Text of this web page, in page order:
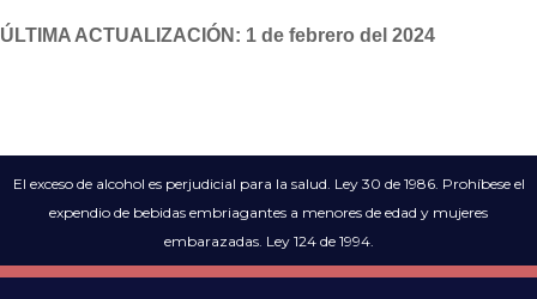
ÚLTIMA ACTUALIZACIÓN: 1 de febrero del 2024
El exceso de alcohol es perjudicial para la salud. Ley 30 de 1986. Prohíbese el
expendio de bebidas embriagantes a menores de edad y mujeres
embarazadas. Ley 124 de 1994.